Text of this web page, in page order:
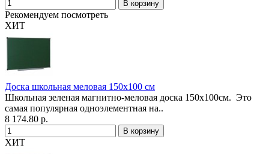
Рекомендуем посмотреть
ХИТ
Доска школьная меловая 150х100 см
Школьная зеленая магнитно-меловая доска 150х100см. Это
самая популярная одноэлементная на..
8 174.80 р.
ХИТ